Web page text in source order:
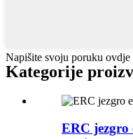
Napišite svoju poruku ovdje
Kategorije
ERC jezgro